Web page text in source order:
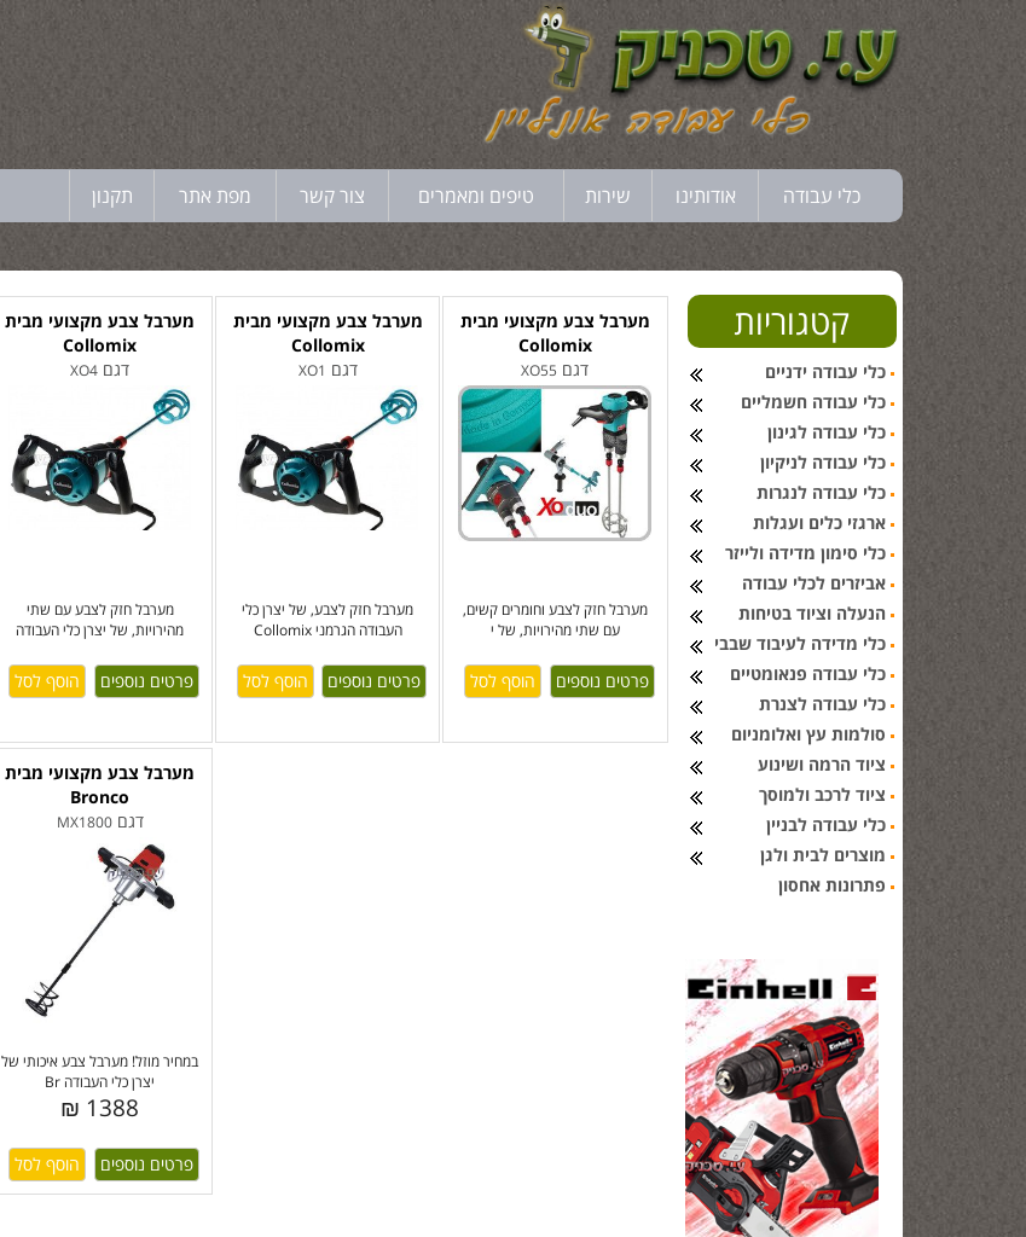
כלי עבודה אודותינו שירות טיפים ומאמרים צור קשר מפת אתר תקנון
מערבל צבע מקצועי מבית
Collomix
דגם XO4
מערבל חזק לצבע עם שתי
מהירויות, של יצרן כלי העבודה
פרטים נוספים
מערבל צבע מקצועי מבית
Collomix
דגם XO1
מערבל חזק לצבע, של יצרן כלי
העבודה הגרמני Collomix
פרטים נוספים
מערבל צבע מקצועי מבית
Collomix
דגם XO55
מערבל חזק לצבע וחומרים קשים,
עם שתי מהירויות, של י
פרטים נוספים
מערבל צבע מקצועי מבית
Bronco
דגםMX1800
במחיר מוזל! מערבל צבע איכותי של
יצרן כלי העבודה Br
1388 ₪
פרטים נוספים
קטגוריות
כלי עבודה ידניים
כלי עבודה חשמליים
כלי עבודה לגינון
כלי עבודה לניקיון
כלי עבודה לנגרות
ארגזי כלים ועגלות
כלי סימון מדידה ולייזר
אביזרים לכלי עבודה
הנעלה וציוד בטיחות
כלי מדידה לעיבוד שבבי
כלי עבודה פנאומטיים
כלי עבודה לצנרת
סולמות עץ ואלומניום
ציוד הרמה ושינוע
ציוד לרכב ולמוסך
כלי עבודה לבניין
מוצרים לבית ולגן
פתרונות אחסון